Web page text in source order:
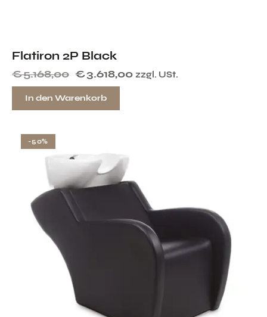
Flatiron 2P Black
€5.168,00 €3.618,00 zzgl. USt.
In den Warenkorb
-50%